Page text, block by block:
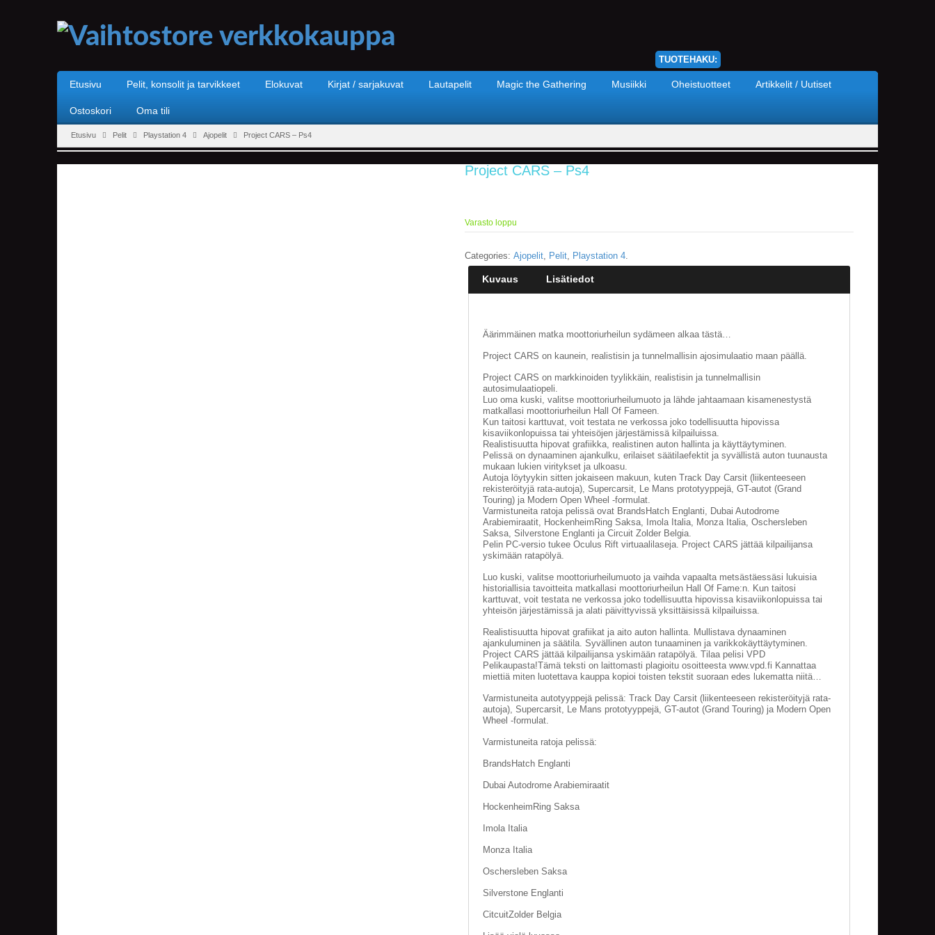
TUOTEHAKU:
Etusivu Pelit, konsolit ja tarvikkeet Elokuvat Kirjat / sarjakuvat Lautapelit Magic the Gathering Musiikki Oheistuotteet Artikkelit / Uutiset
Ostoskori Oma tili
Etusivu Pelit Playstation 4 Ajopelit Project CARS – Ps4
Project CARS – Ps4
Varasto loppu
Categories: Ajopelit, Pelit, Playstation 4.
Kuvaus Lisätiedot
Äärimmäinen matka moottoriurheilun sydämeen alkaa tästä…
Project CARS on kaunein, realistisin ja tunnelmallisin ajosimulaatio maan päällä.
Project CARS on markkinoiden tyylikkäin, realistisin ja tunnelmallisin
autosimulaatiopeli.
Luo oma kuski, valitse moottoriurheilumuoto ja lähde jahtaamaan kisamenestystä
matkallasi moottoriurheilun Hall Of Fameen.
Kun taitosi karttuvat, voit testata ne verkossa joko todellisuutta hipovissa
kisaviikonlopuissa tai yhteisöjen järjestämissä kilpailuissa.
Realistisuutta hipovat grafiikka, realistinen auton hallinta ja käyttäytyminen.
Pelissä on dynaaminen ajankulku, erilaiset säätilaefektit ja syvällistä auton tuunausta
mukaan lukien viritykset ja ulkoasu.
Autoja löytyykin sitten jokaiseen makuun, kuten Track Day Carsit (liikenteeseen
rekisteröityjä rata-autoja), Supercarsit, Le Mans prototyyppejä, GT-autot (Grand
Touring) ja Modern Open Wheel -formulat.
Varmistuneita ratoja pelissä ovat BrandsHatch Englanti, Dubai Autodrome
Arabiemiraatit, HockenheimRing Saksa, Imola Italia, Monza Italia, Oschersleben
Saksa, Silverstone Englanti ja Circuit Zolder Belgia.
Pelin PC-versio tukee Oculus Rift virtuaalilaseja. Project CARS jättää kilpailijansa
yskimään ratapölyä.
Luo kuski, valitse moottoriurheilumuoto ja vaihda vapaalta metsästäessäsi lukuisia
historiallisia tavoitteita matkallasi moottoriurheilun Hall Of Fame:n. Kun taitosi
karttuvat, voit testata ne verkossa joko todellisuutta hipovissa kisaviikonlopuissa tai
yhteisön järjestämissä ja alati päivittyvissä yksittäisissä kilpailuissa.
Realistisuutta hipovat grafiikat ja aito auton hallinta. Mullistava dynaaminen
ajankuluminen ja säätila. Syvällinen auton tunaaminen ja varikkokäyttäytyminen.
Project CARS jättää kilpailijansa yskimään ratapölyä. Tilaa pelisi VPD
Pelikaupasta!Tämä teksti on laittomasti plagioitu osoitteesta www.vpd.fi Kannattaa
miettiä miten luotettava kauppa kopioi toisten tekstit suoraan edes lukematta niitä…
Varmistuneita autotyyppejä pelissä: Track Day Carsit (liikenteeseen rekisteröityjä rata-
autoja), Supercarsit, Le Mans prototyyppejä, GT-autot (Grand Touring) ja Modern Open
Wheel -formulat.
Varmistuneita ratoja pelissä:
BrandsHatch Englanti
Dubai Autodrome Arabiemiraatit
HockenheimRing Saksa
Imola Italia
Monza Italia
Oschersleben Saksa
Silverstone Englanti
CitcuitZolder Belgia